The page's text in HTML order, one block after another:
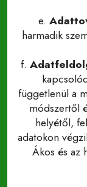
e.
harmadik
f.
függetlenül a
módszertől
helyétől,
adatokon
Ákos és az